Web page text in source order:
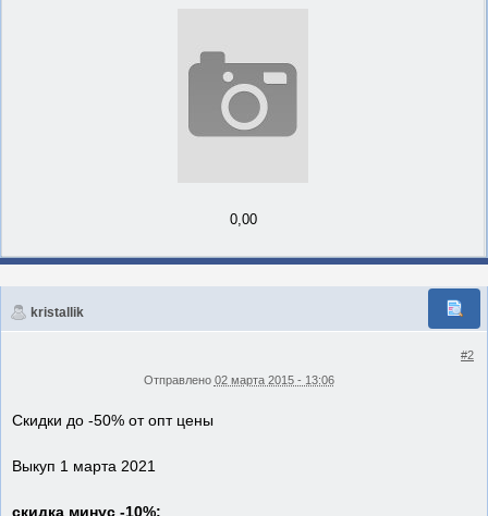
0,00
kristallik
#2
Отправлено 02 марта 2015 - 13:06
Скидки до -50% от опт цены
Выкуп 1 марта 2021
скидка минус -10%: